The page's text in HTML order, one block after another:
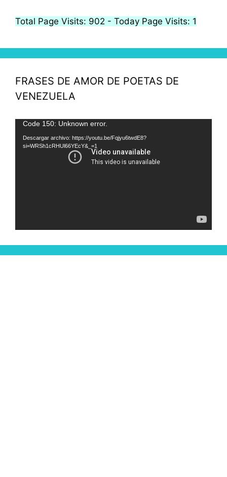
Total Page Visits: 902 - Today Page Visits: 1
FRASES DE AMOR DE POETAS DE
VENEZUELA
Reproductor
de
vídeo
Code 150: Unknown error.
Descargar archivo: https://youtu.be/Fqjyu6twdE8?
si=WRSh1cRHUl66YEcY&_=1